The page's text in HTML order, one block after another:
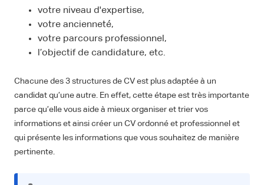
votre niveau d'expertise,
votre ancienneté,
votre parcours professionnel,
l’objectif de candidature, etc.
Chacune des 3 structures de CV est plus adaptée à un
candidat qu’une autre. En effet, cette étape est très importante
parce qu’elle vous aide à mieux organiser et trier vos
informations et ainsi créer un CV ordonné et professionnel et
qui présente les informations que vous souhaitez de manière
pertinente.